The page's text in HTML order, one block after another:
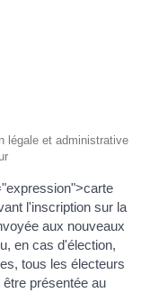
légale et administrative
l'inscription sur la
aux nouveaux
en cas d'élection,
tous les électeurs
présentée au